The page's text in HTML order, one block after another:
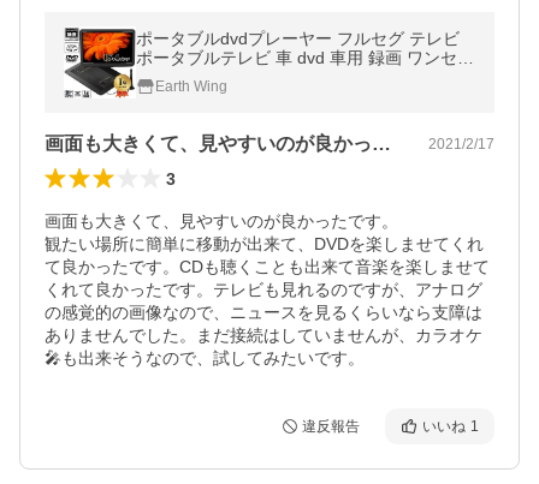
ポータブルdvdプレーヤー フルセグ テレビ
ポータブルテレビ 車 dvd 車用 録画 ワンセグ
テレビ 15インチ 車載用 車載テレビ 大型 大
画面 後部座席 15.4インチ
Earth Wing
画面も大きくて、見やすいのが良かったで… 2021/2/17
3
画面も大きくて、見やすいのが良かったです。
観たい場所に簡単に移動が出来て、DVDを楽しませてくれ
て良かったです。CDも聴くことも出来て音楽を楽しませて
くれて良かったです。テレビも見れるのですが、アナログ
の感覚的の画像なので、ニュースを見るくらいなら支障は
ありませんでした。まだ接続はしていませんが、カラオケ
🎤も出来そうなので、試してみたいです。
違反報告 いいね 1